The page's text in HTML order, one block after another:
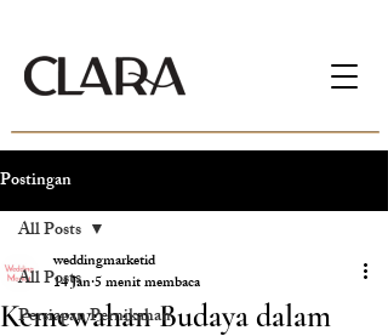
Postingan
All Posts
Persiapan Pernikahan
All Posts
Kemewahan Budaya dalam
weddingmarketid
14 Jan5 menit membaca